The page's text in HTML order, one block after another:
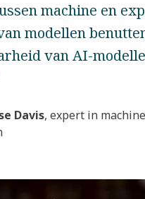
machine en
modellen
van AI-
Davis, expert in